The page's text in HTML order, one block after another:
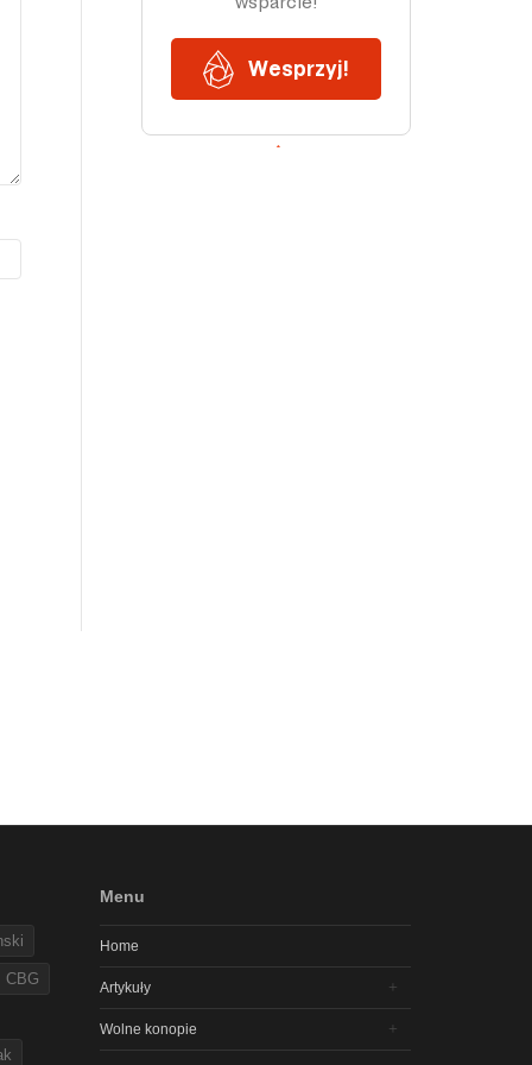
CBG
Menu
Home
Artykuły
Wolne konopie